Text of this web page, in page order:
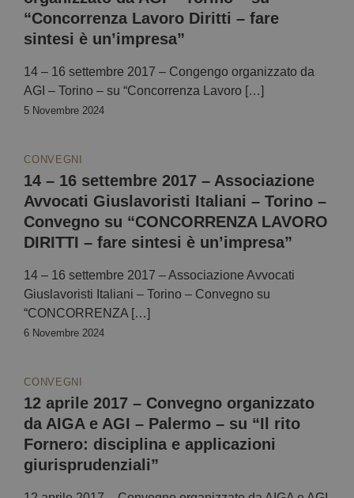
“Concorrenza Lavoro Diritti – fare
sintesi è un’impresa”
14 – 16 settembre 2017 – Congengo organizzato da
AGI – Torino – su “Concorrenza Lavoro […]
5 Novembre 2024
CONVEGNI
14 – 16 settembre 2017 – Associazione
Avvocati Giuslavoristi Italiani – Torino –
Convegno su “CONCORRENZA LAVORO
DIRITTI – fare sintesi è un’impresa”
14 – 16 settembre 2017 – Associazione Avvocati
Giuslavoristi Italiani – Torino – Convegno su
“CONCORRENZA […]
6 Novembre 2024
CONVEGNI
12 aprile 2017 – Convegno organizzato
da AIGA e AGI – Palermo – su “Il rito
Fornero: disciplina e applicazioni
giurisprudenziali”